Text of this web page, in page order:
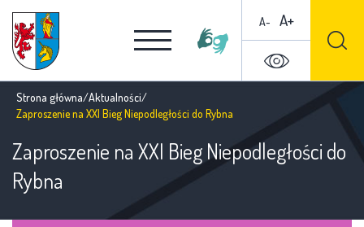
A- A+
Strona główna/Aktualności/
Zaproszenie na XXI Bieg Niepodległości do Rybna
Zaproszenie na XXI Bieg Niepodległości do
Rybna